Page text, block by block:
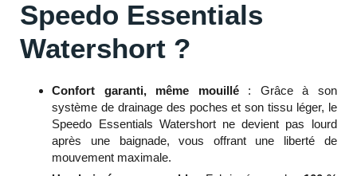
Speedo Essentials
Watershort ?
Confort garanti, même mouillé
: Grâce à son
système de drainage des poches et son tissu léger, le
Speedo Essentials Watershort ne devient pas lourd
après une baignade, vous offrant une liberté de
mouvement maximale.